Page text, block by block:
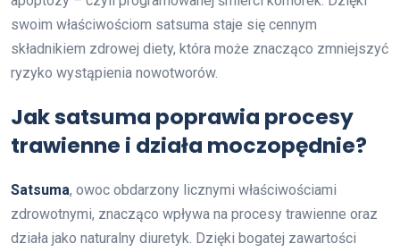
swoim właściwościom satsuma staje się cennym
składnikiem zdrowej diety, która może znacząco zmniejszyć
ryzyko wystąpienia nowotworów.
Jak satsuma poprawia procesy
trawienne i działa moczopędnie?
Satsuma, owoc obdarzony licznymi właściwościami
zdrowotnymi, znacząco wpływa na procesy trawienne oraz
działa jako naturalny diuretyk. Dzięki bogatej zawartości